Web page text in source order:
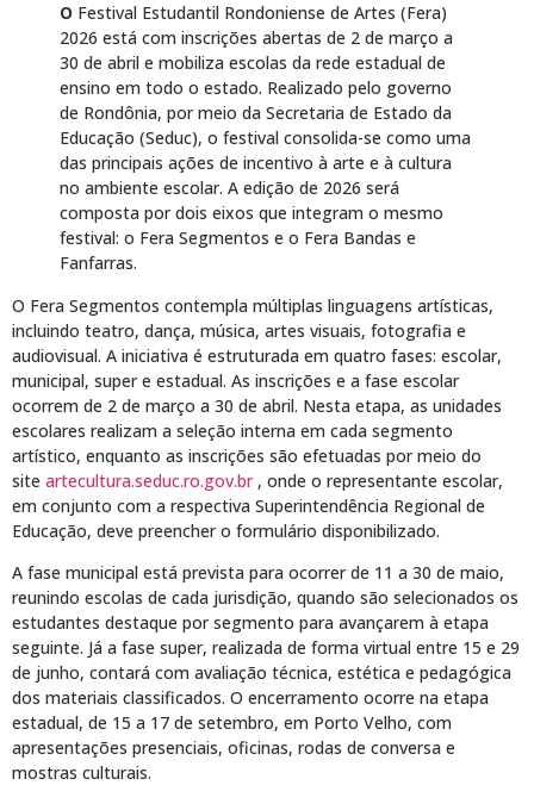
O Festival Estudantil Rondoniense de Artes (Fera)
2026 está com inscrições abertas de 2 de março a
30 de abril e mobiliza escolas da rede estadual de
ensino em todo o estado. Realizado pelo governo
de Rondônia, por meio da Secretaria de Estado da
Educação (Seduc), o festival consolida-se como uma
das principais ações de incentivo à arte e à cultura
no ambiente escolar. A edição de 2026 será
composta por dois eixos que integram o mesmo
festival: o Fera Segmentos e o Fera Bandas e
Fanfarras.
O Fera Segmentos contempla múltiplas linguagens artísticas,
incluindo teatro, dança, música, artes visuais, fotografia e
audiovisual. A iniciativa é estruturada em quatro fases: escolar,
municipal, super e estadual. As inscrições e a fase escolar
ocorrem de 2 de março a 30 de abril. Nesta etapa, as unidades
escolares realizam a seleção interna em cada segmento
artístico, enquanto as inscrições são efetuadas por meio do
site artecultura.seduc.ro.gov.br, onde o representante escolar,
em conjunto com a respectiva Superintendência Regional de
Educação, deve preencher o formulário disponibilizado.
A fase municipal está prevista para ocorrer de 11 a 30 de maio,
reunindo escolas de cada jurisdição, quando são selecionados os
estudantes destaque por segmento para avançarem à etapa
seguinte. Já a fase super, realizada de forma virtual entre 15 e 29
de junho, contará com avaliação técnica, estética e pedagógica
dos materiais classificados. O encerramento ocorre na etapa
estadual, de 15 a 17 de setembro, em Porto Velho, com
apresentações presenciais, oficinas, rodas de conversa e
mostras culturais.